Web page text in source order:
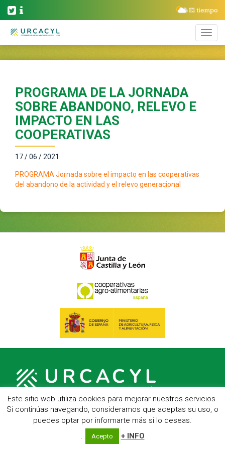
PROGRAMA DE LA JORNADA
SOBRE ABANDONO, RELEVO E
IMPACTO EN LAS
COOPERATIVAS
17 / 06 / 2021
PROGRAMA Jornada sobre el impacto en las cooperativas
del abandono de la actividad y el relevo generacional
C/ Hípica, 1, entreplanta - 47007 Valladolid
Telf.: 983 23 95 15 - Fax: 983 22 23 56 -
Este sitio web utiliza cookies para mejorar nuestros servicios.
Si continúas navegando, consideramos que aceptas su uso, o
puedes optar por informarte más si lo deseas.
.
Acepto + INFO